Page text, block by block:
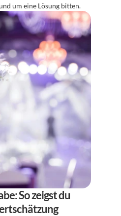
um eine Lösung bitten.
So zeigst du